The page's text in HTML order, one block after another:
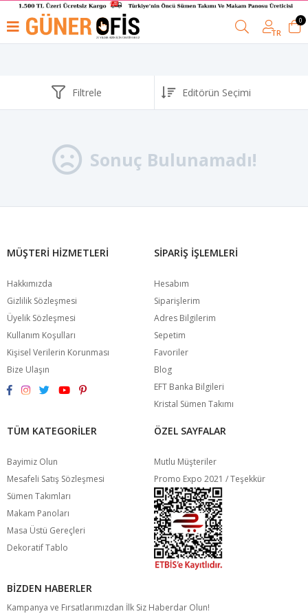
TR
0
Filtrele
Sonuç Bulunamadı!
MÜŞTERI HIZMETLERI
Hakkımızda
Gizlilik Sözleşmesi
Üyelik Sözleşmesi
Kullanım Koşulları
Kişisel Verilerin Korunması
Bize Ulaşın
SIPARIŞ İŞLEMLERI
Hesabım
Siparişlerim
Adres Bilgilerim
Sepetim
Favoriler
Blog
EFT Banka Bilgileri
Kristal Sümen Takımı
TÜM KATEGORILER
Bayimiz Olun
Mesafeli Satış Sözleşmesi
Sümen Takımları
Makam Panoları
Masa Üstü Gereçleri
Dekoratif Tablo
ÖZEL SAYFALAR
Mutlu Müşteriler
Promo Expo 2021 / Teşekkür
BIZDEN HABERLER
Kampanya ve Fırsatlarımızdan İlk Siz Haberdar Olun!